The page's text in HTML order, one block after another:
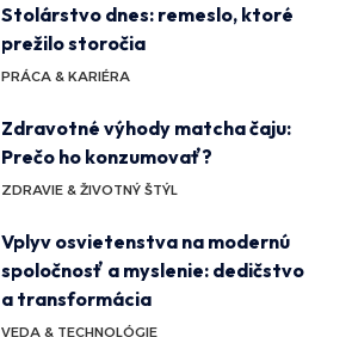
Stolárstvo dnes: remeslo, ktoré
prežilo storočia
PRÁCA & KARIÉRA
Zdravotné výhody matcha čaju:
Prečo ho konzumovať?
ZDRAVIE & ŽIVOTNÝ ŠTÝL
Vplyv osvietenstva na modernú
spoločnosť a myslenie: dedičstvo
a transformácia
VEDA & TECHNOLÓGIE